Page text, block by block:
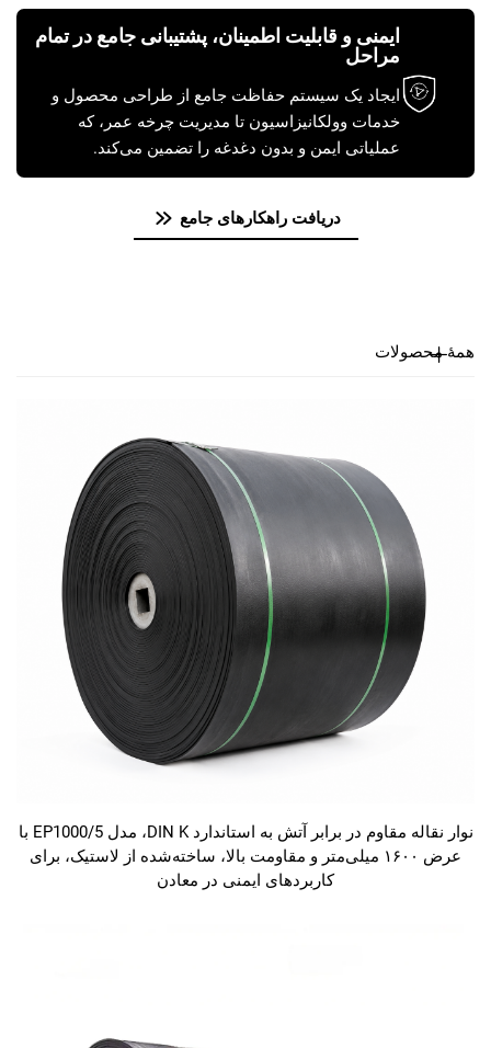
ایمنی و قابلیت اطمینان، پشتیبانی جامع در تمام
مراحل
ایجاد یک سیستم حفاظت جامع از طراحی محصول و
خدمات وولکانیزاسیون تا مدیریت چرخه عمر، که
عملیاتی ایمن و بدون دغدغه را تضمین می‌کند.
دریافت راهکارهای جامع
همهٔ محصولات
نوار نقاله مقاوم در برابر آتش به استاندارد DIN K، مدل EP1000/5 با
عرض ۱۶۰۰ میلی‌متر و مقاومت بالا، ساخته‌شده از لاستیک، برای
کاربردهای ایمنی در معادن